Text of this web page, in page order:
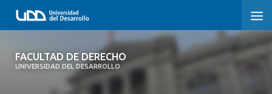
FACULTAD DE DERECHO
UNIVERSIDAD DEL DESARROLLO
FACULTAD DE DERECHO